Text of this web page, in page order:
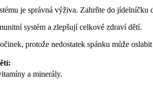
je správná výživa. Zahrňte do
systém a zlepšují celkové zdraví dětí.
protože nedostatek spánku může
a minerály.